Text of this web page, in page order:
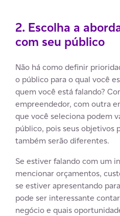
2. Escolha a
com seu público
Não há como definir
o público para o qual você
quem você está falando?
empreendedor, com outra
que você seleciona podem
público, pois seus objetivos
também serão diferentes.
Se estiver falando com um
mencionar orçamentos,
se estiver apresentando
pode ser interessante
negócio e quais